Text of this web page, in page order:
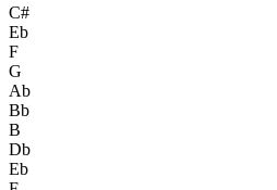
C#
Eb
F
G
Ab
Bb
B
Db
Eb